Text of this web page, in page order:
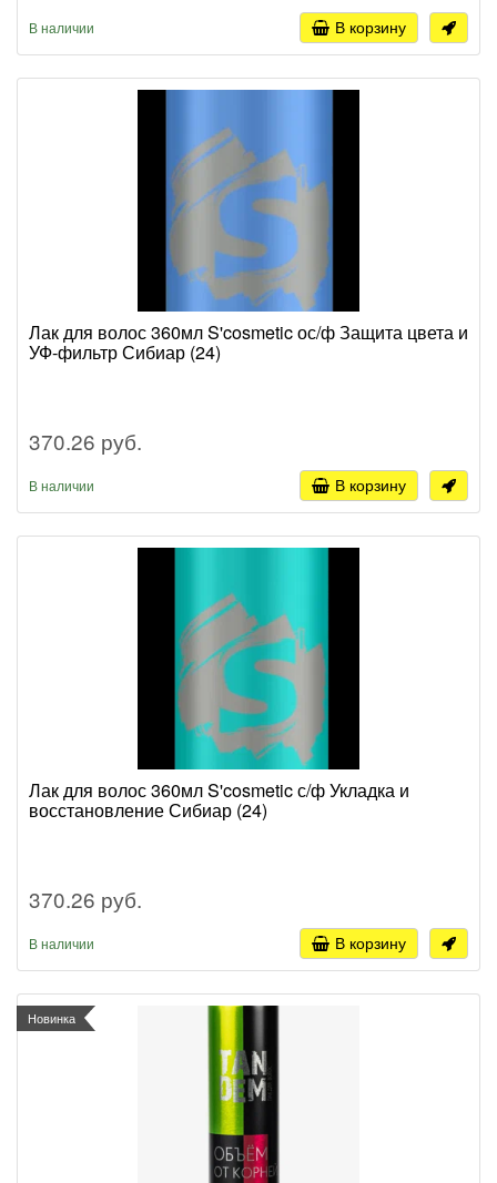
В наличии В корзину
Лак для волос 360мл S'cosmetic ос/ф Защита цвета и
УФ-фильтр Сибиар (24)
370.26 руб.
В наличии В корзину
Лак для волос 360мл S'cosmetic с/ф Укладка и
восстановление Сибиар (24)
370.26 руб.
В наличии В корзину
Новинка